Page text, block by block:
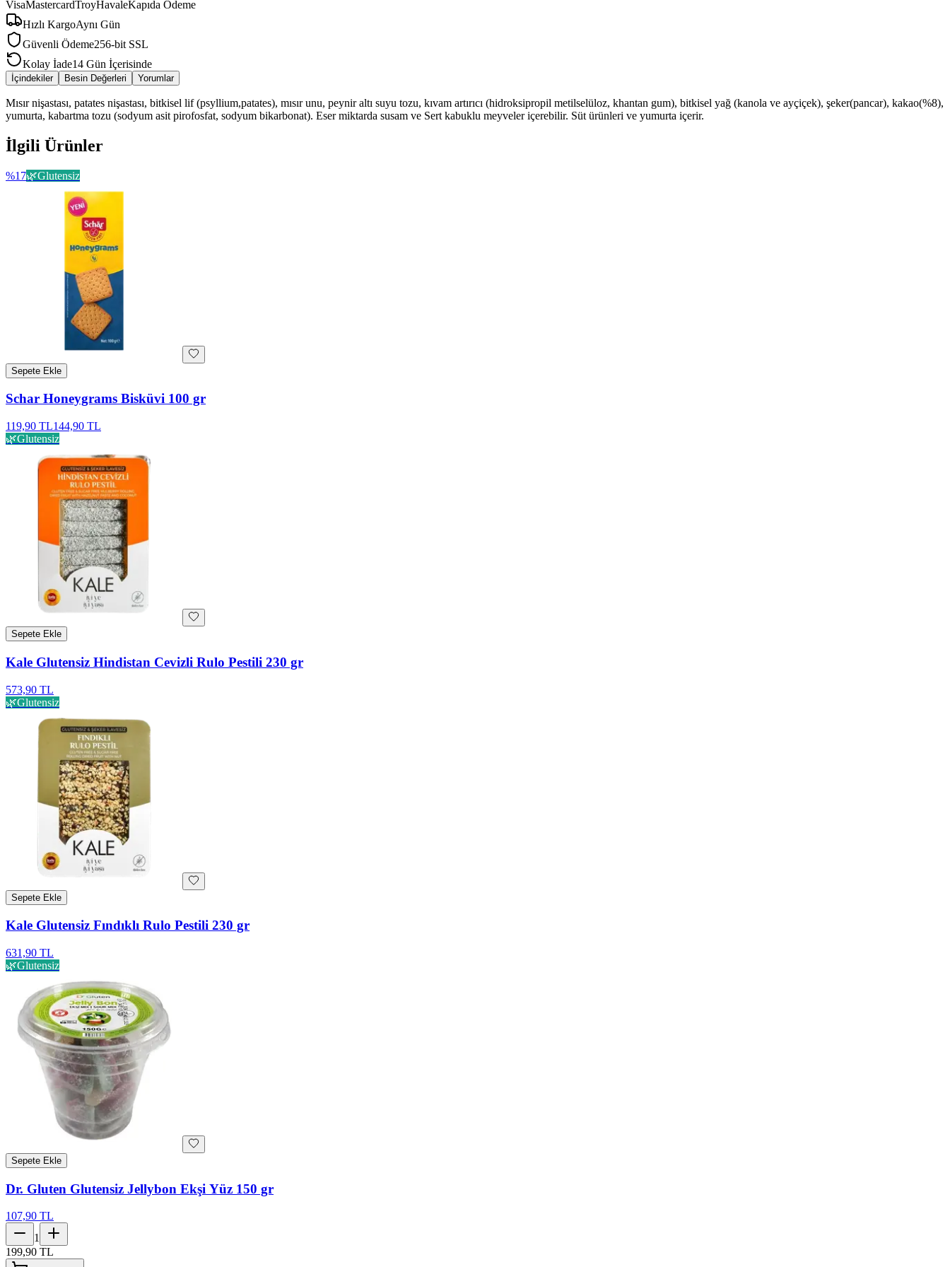
VisaMastercardTroyHavaleKapıda Ödeme
Hızlı KargoAynı Gün
Güvenli Ödeme256-bit SSL
Kolay İade14 Gün İçerisinde
İçindekiler Besin Değerleri Yorumlar
Mısır nişastası, patates nişastası, bitkisel lif (psyllium,patates), mısır unu, peynir altı suyu tozu, kıvam artırıcı (hidroksipropil metilselüloz, khantan gum), bitkisel yağ (kanola ve ayçiçek), şeker(pancar), kakao(%8),
yumurta, kabartma tozu (sodyum asit pirofosfat, sodyum bikarbonat). Eser miktarda susam ve Sert kabuklu meyveler içerebilir. Süt ürünleri ve yumurta içerir.
İlgili Ürünler
%17🌿Glutensiz
Sepete Ekle
Schar Honeygrams Bisküvi 100 gr
119,90 TL144,90 TL
🌿Glutensiz
Sepete Ekle
Kale Glutensiz Hindistan Cevizli Rulo Pestili 230 gr
573,90 TL
🌿Glutensiz
Sepete Ekle
Kale Glutensiz Fındıklı Rulo Pestili 230 gr
631,90 TL
🌿Glutensiz
Sepete Ekle
Dr. Gluten Glutensiz Jellybon Ekşi Yüz 150 gr
107,90 TL
1
199,90 TL